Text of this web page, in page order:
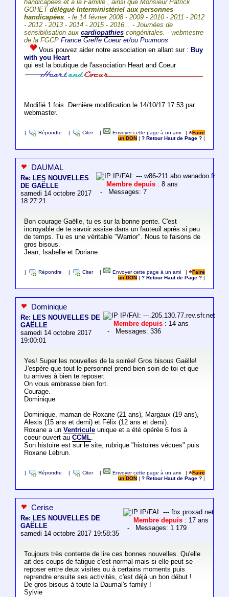
handicapées et à la Famille , ainsi que Monsieur Patrick
GOHETdélégué Interministériel aux personnes
handicapées. - le 14 février 2008 - 2009 - 2010 - 2011 - 2012
- 2012 - 2013 - 2014 - 2015 - 2016... - Journées de
sensibilisation aux cardiopathiescongénitales. - webmestre
de la FGCP France Greffe Coeur et/ou Poumons
Vous pouvez aider notre association en allant sur : Buy
with you Heart
qui est la boutique de l'association Heart and Coeur
Modifié 1 fois. Dernière modification le 14/10/17 17:53 par
webmaster.
Répondre Citer Envoyer cette page à un ami |
Faire
un DON
|? Retour Haut de Page ?
DAUMAL
Re: LES NOUVELLES
DE GAËLLE
samedi 14 octobre 2017
18:27:21
IP/FAI: ---.w86-211.abo.wanadoo.fr
Membre depuis : 8 ans
- Messages: 7
Bon courage Gaëlle, tu es sur la bonne pente. C'est
incroyable de te savoir assise dans un fauteuil après si peu
de temps. Tu es une véritable "Warrior". Nous te faisons de
gros bisous.
Jean, Isabelle et Doriane
Répondre Citer Envoyer cette page à un ami |
Faire
un DON
|? Retour Haut de Page ?
Dominique
Re: LES NOUVELLES DE
GAËLLE
samedi 14 octobre 2017
19:00:01
IP/FAI: ---.205.130.77.rev.sfr.net
Membre depuis : 14 ans
- Messages: 336
Yes! Super les nouvelles de la soirée! Gros bisous Gaëlle!
J'espère que tout le personnel prend bien soin de toi et que
tu arrives à bien te reposer.
On vous embrasse bien fort.
Courage.
Dominique
Dominique, maman de Roxane (21 ans), Margaux (19 ans),
Alexis (15 ans et demi) et Félix (12 ans et demi).
Roxane a un Ventriculeunique et a été opérée 6 fois à
coeur ouvert au CCML.
Son histoire est sur le site, rubrique "histoires vécues" puis
Roxane Lebrun.
Répondre Citer Envoyer cette page à un ami |
Faire
un DON
|? Retour Haut de Page ?
Cerise
Re: LES NOUVELLES DE
GAËLLE
samedi 14 octobre 2017 19:58:35
IP/FAI: ---.fbx.proxad.net
Membre depuis : 17 ans
- Messages: 1 179
Toujours très contente de lire ces bonnes nouvelles. Qu'elle
ait des coups de fatigue c'est normal mais si elle peut se
reposer entre deux visites ou à certains moments puis
reprendre ensuite ses activités, c'est déjà un bon début !
De gros bisous à toute la Daumal's family !
Sylvie